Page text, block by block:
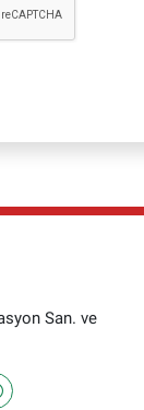
San. ve